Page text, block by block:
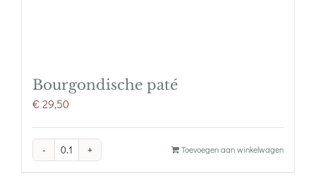
Bourgondische paté
€29,50
Bourgondische
Toevoegen aan winkelwagen